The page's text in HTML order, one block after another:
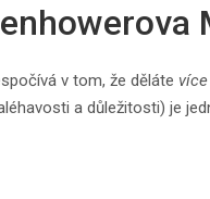
v tom, že děláte více
a důležitosti) je